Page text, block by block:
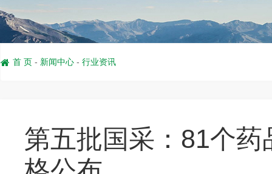
 首 页 - 新闻中心 - 行业资讯
第五批国采：81个